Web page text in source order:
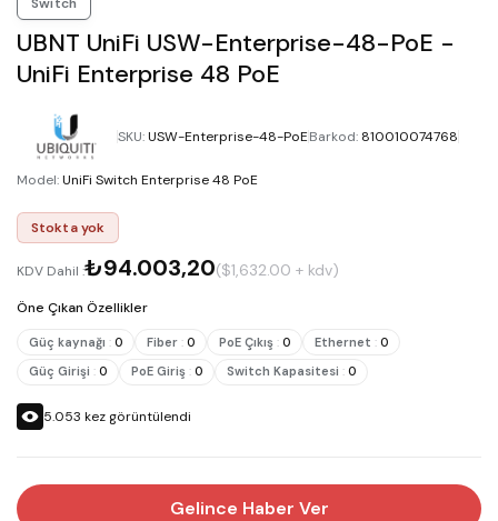
UBNT UniFi USW-Enterprise-48-PoE -
UniFi Enterprise 48 PoE
SKU:USW-Enterprise-48-PoEBarkod: 810010074768
Model:UniFi Switch Enterprise 48 PoE
Stokta yok
KDV Dahil :₺94.003,20($1,632.00 + kdv)
Öne Çıkan Özellikler
Güç kaynağı : 0 Fiber : 0 PoE Çıkış : 0 Ethernet : 0
Güç Girişi : 0 PoE Giriş : 0 Switch Kapasitesi : 0
5.053 kez görüntülendi
Gelince Haber Ver